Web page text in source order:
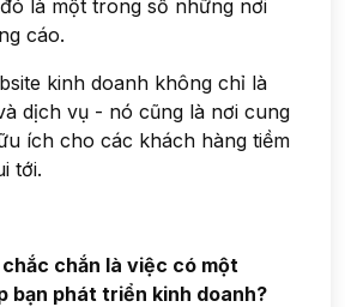
là một trong số những nơi
cáo.
kinh doanh không chỉ là
dịch vụ - nó cũng là nơi cung
ích cho các khách hàng tiềm
tới.
chắn là việc có một
bạn phát triển kinh doanh?